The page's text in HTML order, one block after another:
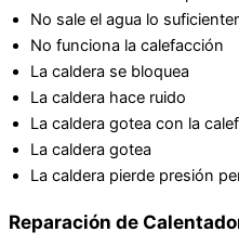
No sale el agua lo
No funciona la calefacción
La caldera se bloquea
La caldera hace ruido
La caldera gotea con la
La caldera gotea
La caldera pierde presión
Reparación de